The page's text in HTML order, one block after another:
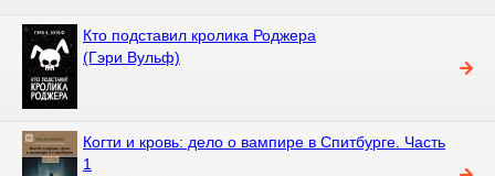
Кто подставил кролика Роджера
(Гэри Вульф)
Когти и кровь: дело о вампире в Спитбурге. Часть
1